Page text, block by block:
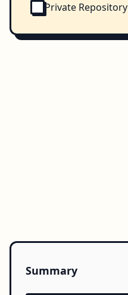
Private Repository
Summary